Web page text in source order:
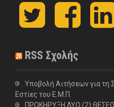
t
i
e
r
F
c
o
RSS Σχολής
Υποβολή Αιτήσεων για τη
Εστίες του Ε.Μ.Π.
ΠΡΟΚΗΡΥΞΗ ΔΥΟ (2)